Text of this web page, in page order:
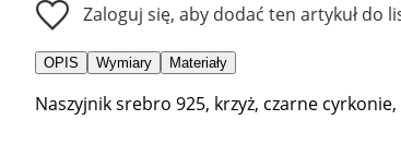
Zaloguj się, aby dodać ten artykuł do
OPIS Wymiary Materiały
Naszyjnik srebro 925, krzyż, czarne